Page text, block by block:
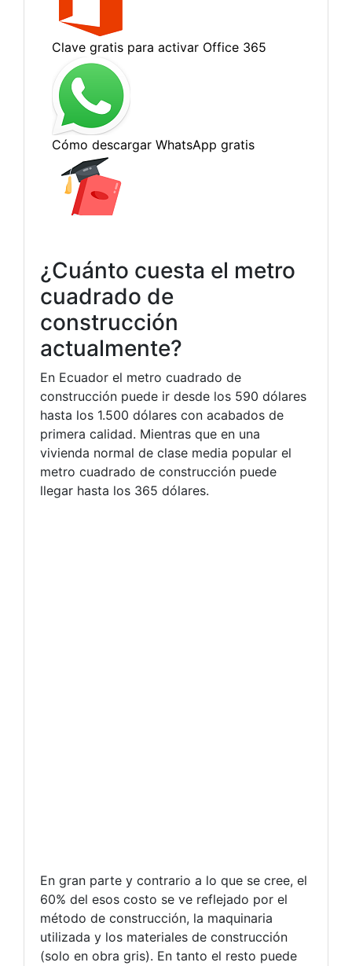
¿Cuánto cuesta el metro
cuadrado de
construcción
actualmente?
En Ecuador el metro cuadrado de
construcción puede ir desde los 590 dólares
hasta los 1.500 dólares con acabados de
primera calidad. Mientras que en una
vivienda normal de clase media popular el
metro cuadrado de construcción puede
llegar hasta los 365 dólares.
En gran parte y contrario a lo que se cree, el
60% del esos costo se ve reflejado por el
método de construcción, la maquinaria
utilizada y los materiales de construcción
(solo en obra gris). En tanto el resto puede